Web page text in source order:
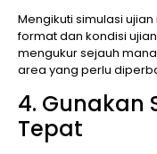
Mengikuti simulasi
format dan kondisi
mengukur sejauh
area yang perlu
4. Gunakan
Tepat